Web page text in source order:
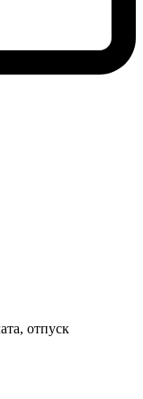
отпуск